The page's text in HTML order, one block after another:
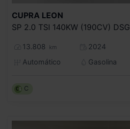
CUPRA LEON
SP 2.0 TSI 140KW (190CV) DSG
13.808 km
2024
Automático
Gasolina
C